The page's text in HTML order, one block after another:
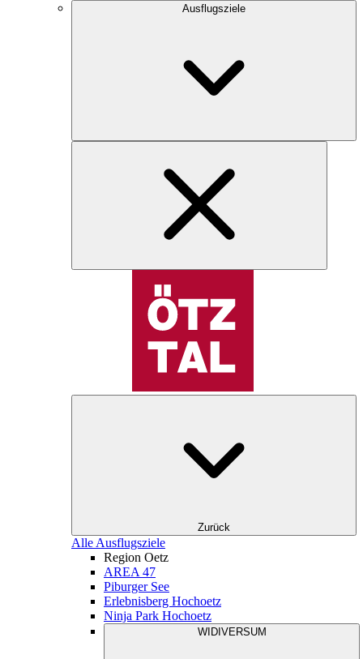
Ausflugsziele
Zurück
Alle Ausflugsziele
Region Oetz
AREA 47
Piburger See
Erlebnisberg Hochoetz
Ninja Park Hochoetz
WIDIVERSUM